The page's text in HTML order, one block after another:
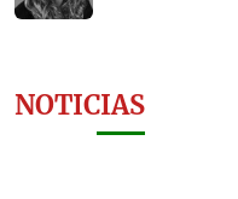
NOTICIAS